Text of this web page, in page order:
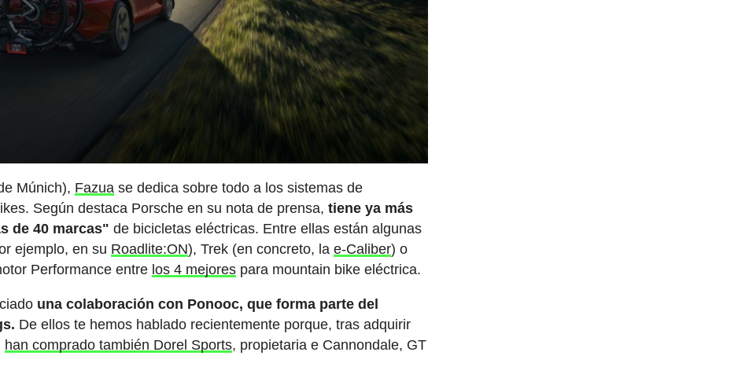
Múnich), Fazua se dedica sobre todo a los sistemas de
Según destaca Porsche en su nota de prensa,tiene ya más
de 40 marcas" de bicicletas eléctricas. Entre ellas están algunas
ejemplo, en su Roadlite:ON), Trek (en concreto, lae-Caliber) o
Performance entre los 4 mejores para mountain bike eléctrica.
una colaboración con Ponooc, que forma parte del
De ellos te hemos hablado recientemente porque, tras adquirir
han comprado también Dorel Sports, propietaria e Cannondale, GT